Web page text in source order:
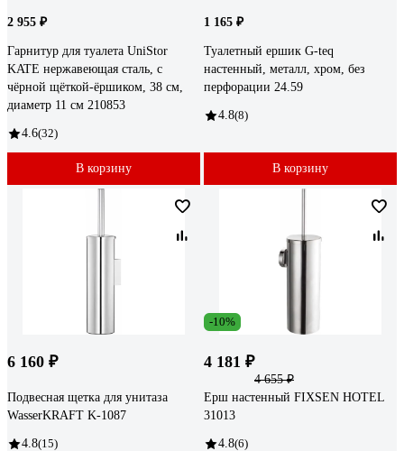
2 955 ₽
Гарнитур для туалета UniStor
KATE нержавеющая сталь, с
чёрной щёткой-ёршиком, 38 см,
диаметр 11 см 210853
4.6(32)
В корзину
1 165 ₽
Туалетный ершик G-teq
настенный, металл, хром, без
перфорации 24.59
4.8(8)
В корзину
6 160 ₽
Подвесная щетка для унитаза
WasserKRAFT K-1087
4.8(15)
-10%
4 181 ₽
4 655 ₽
Ерш настенный FIXSEN НOTEL
31013
4.8(6)